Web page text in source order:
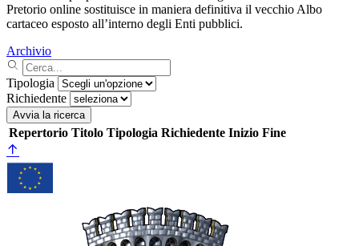
Pretorio online sostituisce in maniera definitiva il vecchio Albo
cartaceo esposto all’interno degli Enti pubblici.
Archivio
Tipologia
Richiedente
Avvia la ricerca
Repertorio Titolo Tipologia Richiedente Inizio Fine